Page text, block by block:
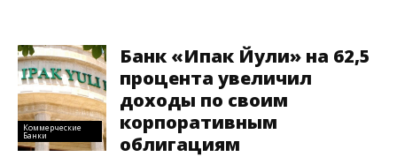
Коммерческие
Банки
Банк «Ипак Йули» на 62,5
процента увеличил
доходы по своим
корпоративным
облигациям